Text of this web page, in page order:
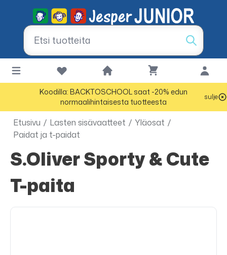
Koodilla: BACKTOSCHOOL saat -20% edun
normaalihintaisesta tuotteesta
sulje
Etusivu / Lasten sisävaatteet / Yläosat /
Paidat ja t-paidat
s.Oliver Sporty & Cute
T-paita